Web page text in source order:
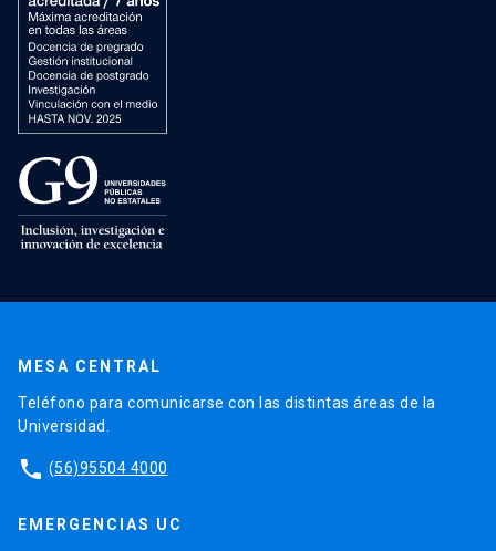
MESA CENTRAL
Teléfono para comunicarse con las distintas áreas de la
Universidad.
phone (56)95504 4000
EMERGENCIAS UC